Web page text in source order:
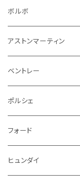
その他
シートベルト周り
ステアリング
ステアリングホイールカバー
修理ツール
運転席周り
アームレスト
ドア回り
ホーン
キーホルダー
収納用品
リアワイパー
オーディオ系
その他
ケーブル系
排気系
ガスケット
通信系
外装系
収納系
アームレスト
シフトレバー
その他
冷却系
ラジエーター
キーホルダー
タイヤ回り
泥除け
ワイパー
その他
シフトノブ
運転席周り
ドア回り
ライト系
フロアマット
シフトノブ
ボルボ
フロアマット
トランクマット
アストンマーティン
フロアマット
ベントレー
フロアマット
外装
グリル
ポルシェ
フロアマット
その他
フォード
フロアマット
ヒュンダイ